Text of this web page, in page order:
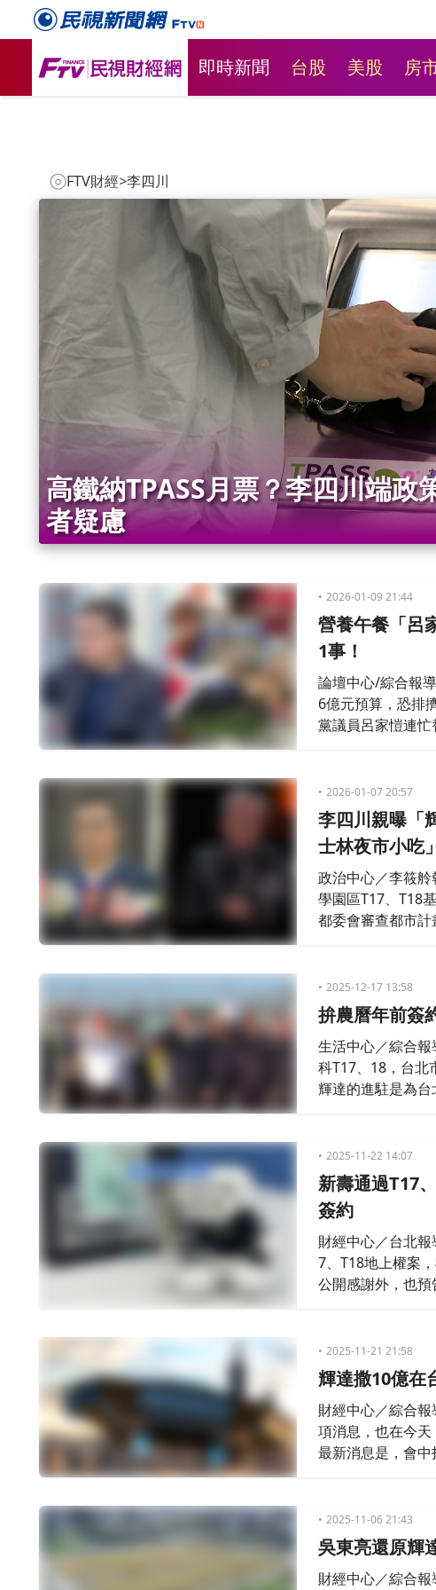
即時新聞 台股 美股 房
FTV財經>李四川
高鐵納TPASS月票？李四川端政
者疑慮
2026-01-09 21:44
營養午餐「呂
1事！
論壇中心/綜合報
6億元預算，恐排
黨議員呂家愷連
2026-01-07 20:57
李四川親曝「
士林夜市小吃」
政治中心／李筱
學園區T17、T18
都委會審查都市
2025-12-17 13:58
拚農曆年前簽
生活中心／綜合
科T17、18，台北
輝達的進駐是為
2025-11-22 14:07
新壽通過T17
簽約
財經中心／台北
7、T18地上權案
公開感謝外，也
2025-11-21 21:58
輝達撒10億在
財經中心／綜合
項消息，也在今天
最新消息是，會
2025-11-06 21:43
吳東亮還原輝
財經中心／綜合